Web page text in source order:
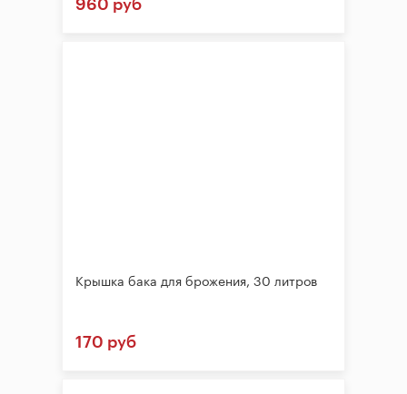
960 руб
Крышка бака для брожения, 30 литров
170 руб